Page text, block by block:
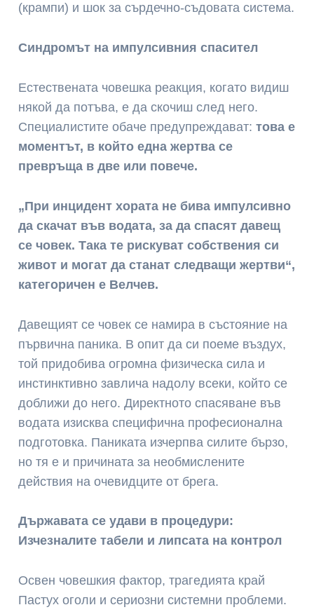
(крампи) и шок за сърдечно-съдовата система.
Синдромът на импулсивния спасител
Естествената човешка реакция, когато видиш
някой да потъва, е да скочиш след него.
Специалистите обаче предупреждават:това е
моментът, в който една жертва се
превръща в две или повече.
„При инцидент хората не бива импулсивно
да скачат във водата, за да спасят давещ
се човек. Така те рискуват собствения си
живот и могат да станат следващи жертви“,
категоричен е Велчев.
Давещият се човек се намира в състояние на
първична паника. В опит да си поеме въздух,
той придобива огромна физическа сила и
инстинктивно завлича надолу всеки, който се
доближи до него. Директното спасяване във
водата изисква специфична професионална
подготовка. Паниката изчерпва силите бързо,
но тя е и причината за необмислените
действия на очевидците от брега.
Държавата се удави в процедури:
Изчезналите табели и липсата на контрол
Освен човешкия фактор, трагедията край
Пастух оголи и сериозни системни проблеми.